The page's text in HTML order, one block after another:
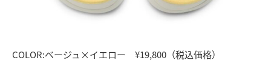
COLOR:ベージュ×イエロー ¥19,800（税込価格）